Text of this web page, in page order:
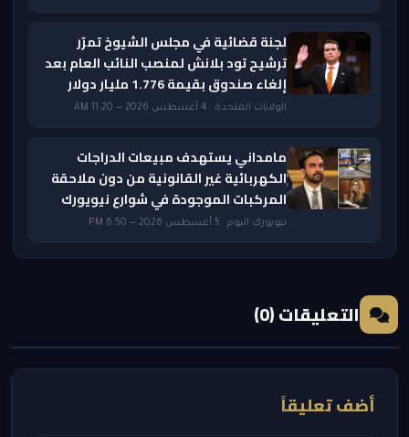
لجنة قضائية في مجلس الشيوخ تمرّر
ترشيح تود بلانش لمنصب النائب العام بعد
إلغاء صندوق بقيمة 1.776 مليار دولار
الولايات المتحدة · 4 أغسطس 2026 — 11:20 AM
مامداني يستهدف مبيعات الدراجات
الكهربائية غير القانونية من دون ملاحقة
المركبات الموجودة في شوارع نيويورك
نيويورك اليوم · 5 أغسطس 2026 — 6:50 PM
التعليقات (0)
أضف تعليقاً